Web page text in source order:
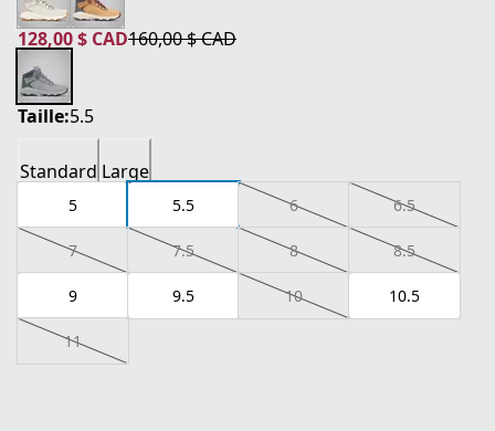
128,00 $ CAD
prix actuel 128,00 $ CAD
160,00 $ CAD
prix original 160,00 $ CAD
Taille:5.5
Standard Large
5 5.5 6 6.5
7 7.5 8 8.5
9 9.5 10 10.5
11